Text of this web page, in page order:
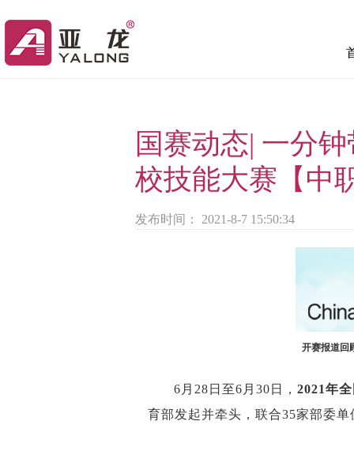
国赛动态| 一分
校技能大赛【中
发布时间： 2021-8-7 15:50:34
开赛报道回
6月28日至6月30日， 2021年
育部发起并牵头，联合35家部委